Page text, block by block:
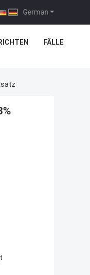
German
FÄLLE